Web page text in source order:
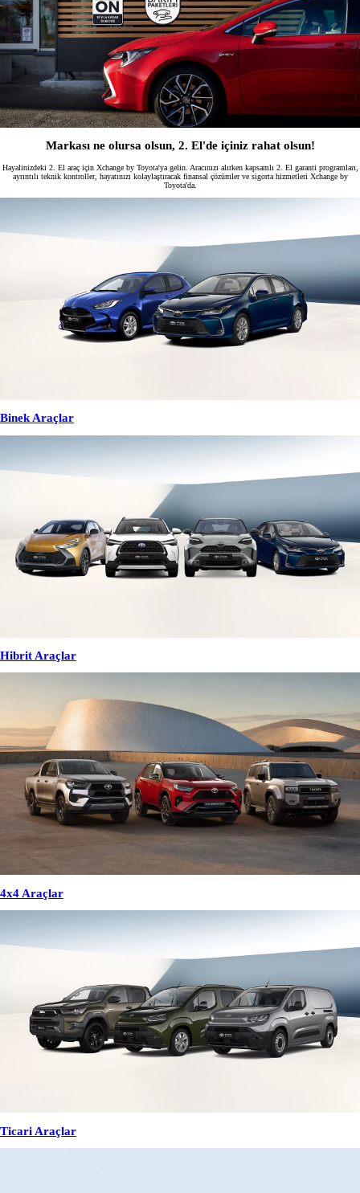
Markası ne olursa olsun, 2. El'de içiniz rahat olsun!
Hayalinizdeki 2. El araç için Xchange by Toyota'ya gelin. Aracınızı alırken kapsamlı 2. El garanti programları,
ayrıntılı teknik kontroller, hayatınızı kolaylaştıracak finansal çözümler ve sigorta hizmetleri Xchange by
Toyota'da.
Binek Araçlar
Hibrit Araçlar
4x4 Araçlar
Ticari Araçlar